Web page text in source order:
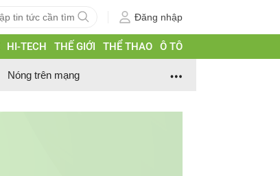
Đăng nhập
HI-TECH THẾ GIỚI THỂ THAO Ô TÔ
Nóng trên mạng